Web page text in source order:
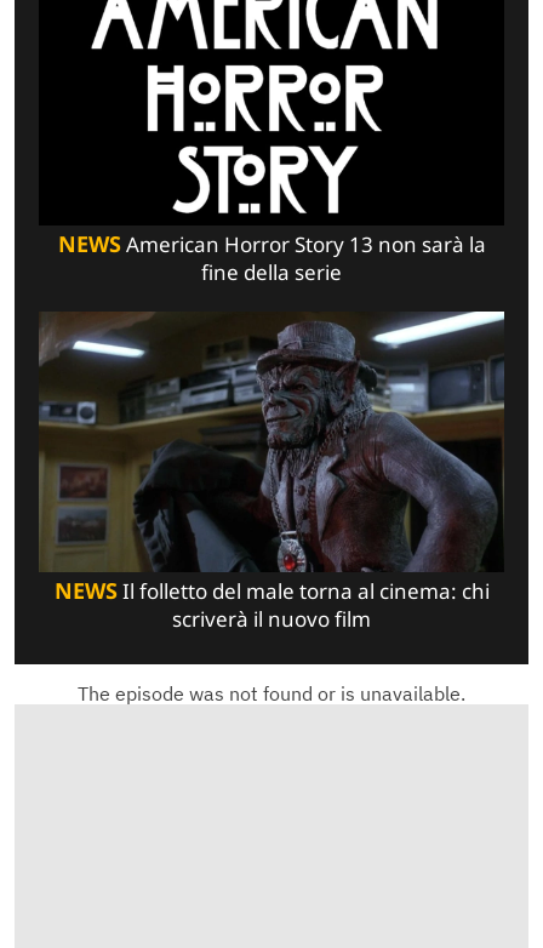
NEWSAmerican Horror Story 13 non sarà la
fine della serie
NEWSIl folletto del male torna al cinema: chi
scriverà il nuovo film